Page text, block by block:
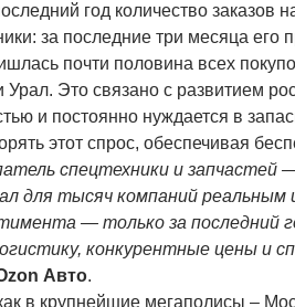
год количество заказов
за последние три месяца
почти половина всех
Это связано с развитием
и постоянно нуждается в
этот спрос, обеспечивая
спецтехники и запчастей
для тысяч компаний
— только за последний
конкурентные цены и
Авто.
в крупнейшие мегаполисы –